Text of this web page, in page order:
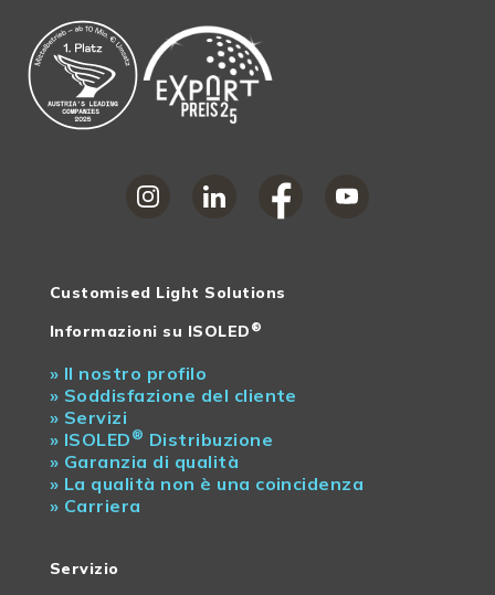
Customised Light Solutions
Informazioni su ISOLED ®
» Il nostro profilo
» Soddisfazione del cliente
» Servizi
» ISOLED ® Distribuzione
» Garanzia di qualità
» La qualità non è una coincidenza
» Carriera
Servizio